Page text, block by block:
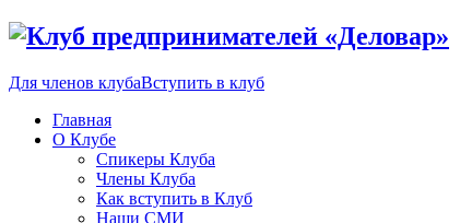
Для членов клубаВступить в клуб
Главная
О Клубе
Спикеры Клуба
Члены Клуба
Как вступить в Клуб
Наши СМИ